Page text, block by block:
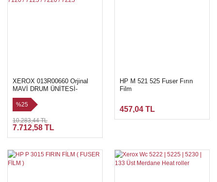
XEROX 013R00660 Orjinal
MAVİ DRUM ÜNİTESİ-
WorkCentre 7120 / 7125 /
7220 / 7225
%25
10.283,44 TL
7.712,58 TL
HP M 521 525 Fuser Fırın
Film
457,04 TL